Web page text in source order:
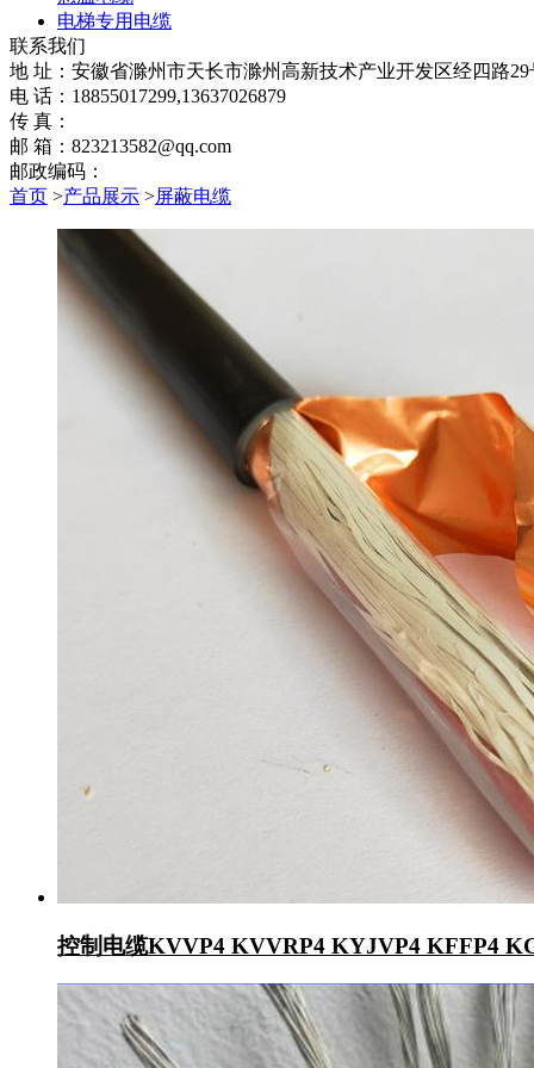
电梯专用电缆
联系我们
地 址：安徽省滁州市天长市滁州高新技术产业开发区经四路29
电 话：18855017299,13637026879
传 真：
邮 箱：823213582@qq.com
邮政编码：
首页 >产品展示 >屏蔽电缆
控制电缆KVVP4 KVVRP4 KYJVP4 KFFP4